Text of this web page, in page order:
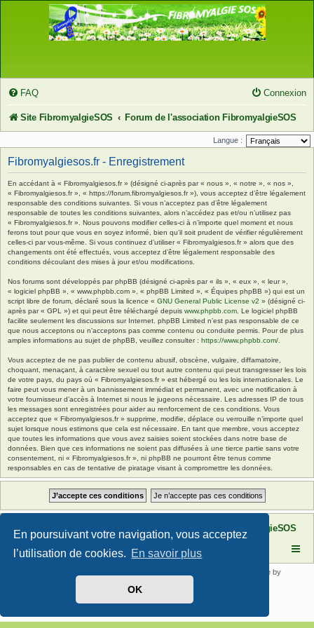
En poursuivant votre navigation, vous acceptez
l’utilisation de cookies. En savoir plus
OK
FAQ Connexion
Site FibromyalgieSOS Forum de l'association FibromyalgieSOS
Langue :
Fibromyalgiesos.fr - Enregistrement
En accédant à « Fibromyalgiesos.fr » (désigné ci-après par « nous », « notre », « nos »,
« Fibromyalgiesos.fr », « https://forum.fibromyalgiesos.fr »), vous acceptez d’être légalement
responsable des conditions suivantes. Si vous n’acceptez pas d’être légalement
responsable de toutes les conditions suivantes, alors n’accédez pas et/ou n’utilisez pas
« Fibromyalgiesos.fr ». Nous pouvons modifier celles-ci à n’importe quel moment et nous
ferons tout pour que vous en soyez informé, bien qu’il soit prudent de vérifier régulièrement
celles-ci par vous-même. Si vous continuez d’utiliser « Fibromyalgiesos.fr » alors que des
changements ont été effectués, vous acceptez d’être légalement responsable des
conditions découlant des mises à jour et/ou modifications.
Nos forums sont développés par phpBB (désigné ci-après par « ils », « eux », « leur »,
« logiciel phpBB », « www.phpbb.com », « phpBB Limited », « Équipes phpBB ») qui est un
script libre de forum, déclaré sous la licence « GNU General Public License v2 » (désigné ci-
après par « GPL ») et qui peut être téléchargé depuis www.phpbb.com . Le logiciel phpBB
facilite seulement les discussions sur Internet. phpBB Limited n’est pas responsable de ce
que nous acceptons ou n’acceptons pas comme contenu ou conduite permis. Pour de plus
amples informations au sujet de phpBB, veuillez consulter : https://www.phpbb.com/
Vous acceptez de ne pas publier de contenu abusif, obscène, vulgaire, diffamatoire,
choquant, menaçant, à caractère sexuel ou tout autre contenu qui peut transgresser les lois
de votre pays, du pays où « Fibromyalgiesos.fr » est hébergé ou les lois internationales. Le
faire peut vous mener à un bannissement immédiat et permanent, avec une notification à
votre fournisseur d’accès à Internet si nous le jugeons nécessaire. Les adresses IP de tous
les messages sont enregistrées pour aider au renforcement de ces conditions. Vous
acceptez que « Fibromyalgiesos.fr » supprime, modifie, déplace ou verrouille n’importe quel
sujet lorsque nous estimons que cela est nécessaire. En tant que membre, vous acceptez
que toutes les informations que vous avez saisies soient stockées dans notre base de
données. Bien que ces informations ne soient pas diffusées à une tierce partie sans votre
consentement, ni « Fibromyalgiesos.fr », ni phpBB ne pourront être tenus comme
responsables en cas de tentative de piratage visant à compromettre les données.
Site FibromyalgieSOS Forum de l'association FibromyalgieSOS
® Forum Software © phpBB Limited | SE Square by
Traduit par